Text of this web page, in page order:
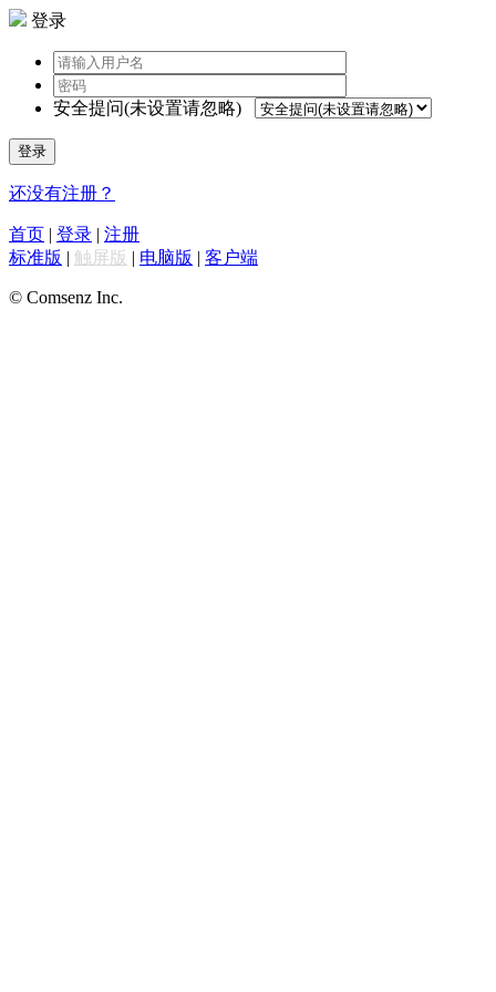
登录
安全提问(未设置请忽略)
登录
还没有注册？
首页 | 登录 | 注册
标准版 | 触屏版 | 电脑版 | 客户端
© Comsenz Inc.